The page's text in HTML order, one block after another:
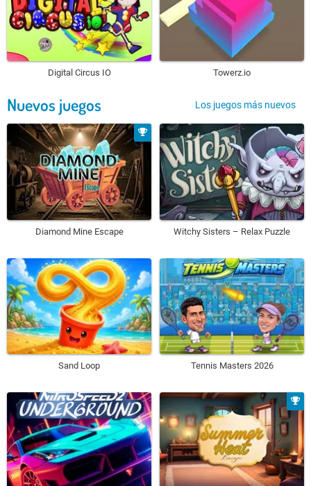
Digital Circus IO Towerz.io
Nuevos juegos Los juegos más nuevos
Diamond Mine Escape Witchy Sisters – Relax Puzzle
Sand Loop Tennis Masters 2026